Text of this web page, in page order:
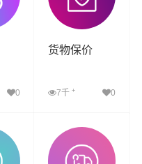
0
货物保价
7千 + 0
查看详细